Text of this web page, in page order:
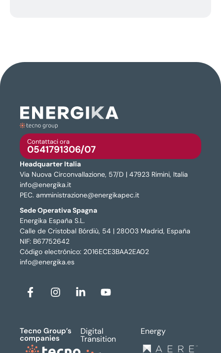
Contattaci ora
0541791306/07
Headquarter Italia
Via Nuova Circonvallazione, 57/D | 47923 Rimini, Italia
info@energika.it
PEC. amministrazione@energikapec.it
Sede Operativa Spagna
Energika España S.L.
Calle de Cristobal Bórdiù, 54 | 28003 Madrid, España
NIF: B67752642
Código electrónico: 2016ECE3BAA2EA02
info@energika.es
Tecno Group’s
companies
Digital
Transition
Energy